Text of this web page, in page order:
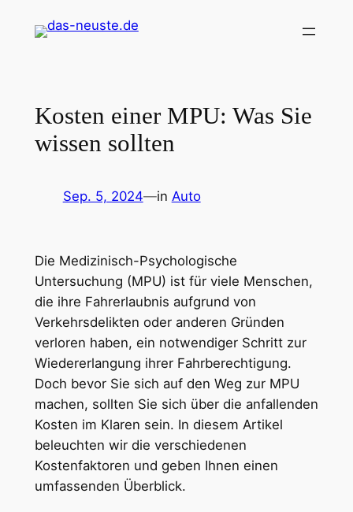
Inhalt
Kosten einer MPU: Was Sie
wissen sollten
Sep. 5, 2024—in Auto
Die Medizinisch-Psychologische
Untersuchung (MPU) ist für viele Menschen,
die ihre Fahrerlaubnis aufgrund von
Verkehrsdelikten oder anderen Gründen
verloren haben, ein notwendiger Schritt zur
Wiedererlangung ihrer Fahrberechtigung.
Doch bevor Sie sich auf den Weg zur MPU
machen, sollten Sie sich über die anfallenden
Kosten im Klaren sein. In diesem Artikel
beleuchten wir die verschiedenen
Kostenfaktoren und geben Ihnen einen
umfassenden Überblick.